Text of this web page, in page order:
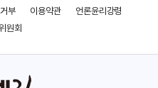
부 이용약관
언론윤리강령
원회